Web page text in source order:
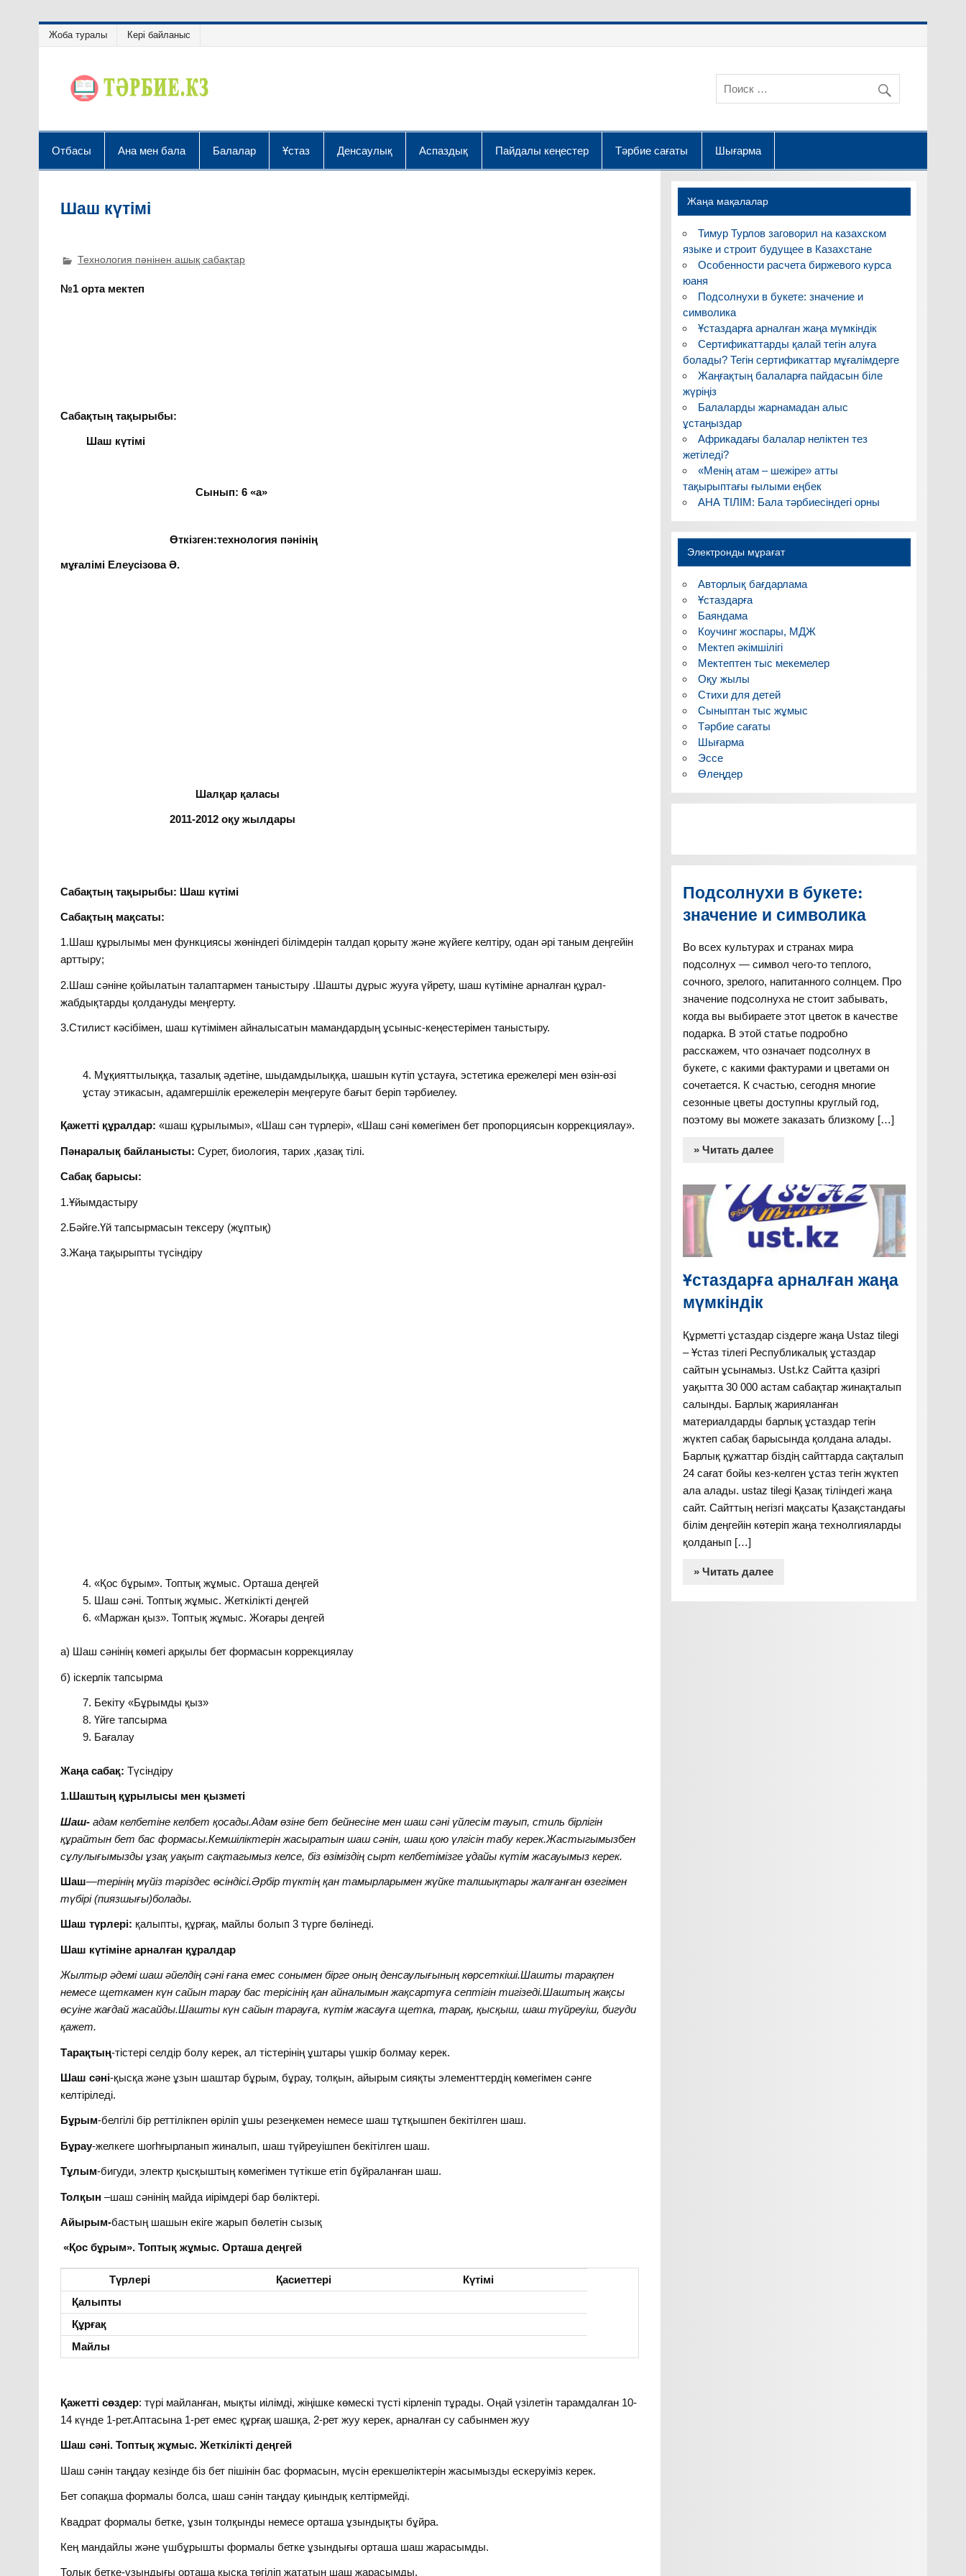
Жоба туралы Кері байланыс
Отбасы Ана мен бала Балалар Ұстаз Денсаулық Аспаздық Пайдалы кеңестер Тәрбие сағаты Шығарма
Шаш күтімі
Технология пәнінен ашық сабақтар
№1 орта мектеп
Сабақтың тақырыбы:
Шаш күтімі
Сынып: 6 «а»
Өткізген:технология пәнінің
мұғалімі Елеусізова Ә.
Шалқар қаласы
2011-2012 оқу жылдары
Сабақтың тақырыбы: Шаш күтімі
Сабақтың мақсаты:
1.Шаш құрылымы мен функциясы жөніндегі білімдерін талдап қорыту және жүйеге келтіру, одан әрі таным деңгейін
арттыру;
2.Шаш сәніне қойылатын талаптармен таныстыру .Шашты дұрыс жууға үйрету, шаш күтіміне арналған құрал-
жабдықтарды қолдануды меңгерту.
3.Стилист кәсібімен, шаш күтімімен айналысатын мамандардың ұсыныс-кеңестерімен таныстыру.
Мұқияттылыққа, тазалық әдетіне, шыдамдылыққа, шашын күтіп ұстауға, эстетика ережелері мен өзін-өзі
ұстау этикасын, адамгершілік ережелерін меңгеруге бағыт беріп тәрбиелеу.
Қажетті құралдар: «шаш құрылымы», «Шаш сән түрлері», «Шаш сәні көмегімен бет пропорциясын коррекциялау».
Пәнаралық байланысты:Сурет, биология, тарих ,қазақ тілі.
Сабақ барысы:
1.Ұйымдастыру
2.Бәйге.Үй тапсырмасын тексеру (жұптық)
3.Жаңа тақырыпты түсіндіру
«Қос бұрым». Топтық жұмыс. Орташа деңгей
Шаш сәні. Топтық жұмыс. Жеткілікті деңгей
«Маржан қыз». Топтық жұмыс. Жоғары деңгей
а) Шаш сәнінің көмегі арқылы бет формасын коррекциялау
б) іскерлік тапсырма
Бекіту «Бұрымды қыз»
Үйге тапсырма
Бағалау
Жаңа сабақ:Түсіндіру
1.Шаштың құрылысы мен қызметі
Шаш-адам келбетіне келбет қосады.Адам өзіне бет бейнесіне мен шаш сәні үйлесім тауып, стиль бірлігін
құрайтын бет бас формасы.Кемшіліктерін жасыратын шаш сәнін, шаш қою үлгісін табу керек.Жастыгымызбен
сұлулығымызды ұзақ уақыт сақтагымыз келсе, біз өзіміздің сырт келбетімізге ұдайы күтім жасауымыз керек.
Шаш—терінің мүйіз тәріздес өсіндісі.Әрбір түктің қан тамырларымен жүйке талшықтары жалғанған өзегімен
түбірі (пиязшығы)болады.
Шаш түрлері: қалыпты, құрғақ, майлы болып 3 түрге бөлінеді.
Шаш күтіміне арналған құралдар
Жылтыр әдемі шаш әйелдің сәні ғана емес сонымен бірге оның денсаулығының көрсеткіші.Шашты тарақпен
немесе щеткамен күн сайын тарау бас терісінің қан айналымын жақсартуға септігін тигізеді.Шаштың жақсы
өсуіне жағдай жасайды.Шашты күн сайын тарауға, күтім жасауға щетка, тарақ, қысқыш, шаш түйреуіш, бигуди
қажет.
Тарақтың-тістері селдір болу керек, ал тістерінің ұштары үшкір болмау керек.
Шаш сәні-қысқа және ұзын шаштар бұрым, бұрау, толқын, айырым сияқты элементтердің көмегімен сәнге
келтіріледі.
Бұрым-белгілі бір реттілікпен өріліп ұшы резеңкемен немесе шаш тұтқышпен бекітілген шаш.
Бұрау-желкеге шогһғырланып жиналып, шаш түйреуішпен бекітілген шаш.
Тұлым-бигуди, электр қысқыштың көмегімен түтікше етіп бұйраланған шаш.
Толқын–шаш сәнінің майда иірімдері бар бөліктері.
Айырым-бастың шашын екіге жарып бөлетін сызық
«Қос бұрым». Топтық жұмыс. Орташа деңгей
Түрлері Қасиеттері
Күтімі
Қалыпты
Құрғақ
Майлы
Қажетті сөздер: түрі майланған, мықты иілімді, жіңішке көмескі түсті кірленіп тұрады. Оңай үзілетін тарамдалған 10-
14 күнде 1-рет.Аптасына 1-рет емес құрғақ шашқа, 2-рет жуу керек, арналған су сабынмен жуу
Шаш сәні. Топтық жұмыс. Жеткілікті деңгей
Шаш сәнін таңдау кезінде біз бет пішінін бас формасын, мүсін ерекшеліктерін жасымызды ескеруіміз керек.
Бет сопақша формалы болса, шаш сәнін таңдау қиындық келтірмейді.
Квадрат формалы бетке, ұзын толқынды немесе орташа ұзындықты бұйра.
Кең мандайлы және үшбұрышты формалы бетке ұзындығы орташа шаш жарасымды.
Толық бетке-ұзындығы орташа қысқа төгіліп жататын шаш жарасымды.
Жаңа мақалалар
Тимур Турлов заговорил на казахском
языке и строит будущее в Казахстане
Особенности расчета биржевого курса
юаня
Подсолнухи в букете: значение и
символика
Ұстаздарға арналған жаңа мүмкіндік
Сертификаттарды қалай тегін алуға
болады? Тегін сертификаттар мұғалімдерге
Жаңғақтың балаларға пайдасын біле
жүріңіз
Балаларды жарнамадан алыс
ұстаңыздар
Африкадағы балалар неліктен тез
жетіледі?
«Менің атам – шежіре» атты
тақырыптағы ғылыми еңбек
АНА ТІЛІМ: Бала тәрбиесіндегі орны
Электронды мұрағат
Авторлық бағдарлама
Ұстаздарға
Баяндама
Коучинг жоспары, МДЖ
Мектеп әкімшілігі
Мектептен тыс мекемелер
Оқу жылы
Стихи для детей
Сыныптан тыс жұмыс
Тәрбие сағаты
Шығарма
Эссе
Өлеңдер
Подсолнухи в букете:
значение и символика
Во всех культурах и странах мира
подсолнух — символ чего-то теплого,
сочного, зрелого, напитанного солнцем. Про
значение подсолнуха не стоит забывать,
когда вы выбираете этот цветок в качестве
подарка. В этой статье подробно
расскажем, что означает подсолнух в
букете, с какими фактурами и цветами он
сочетается. К счастью, сегодня многие
сезонные цветы доступны круглый год,
поэтому вы можете заказать близкому […]
» Читать далее
Ұстаздарға арналған жаңа
мүмкіндік
Құрметті ұстаздар сіздерге жаңа Ustaz tilegi
– Ұстаз тілегі Республикалық ұстаздар
сайтын ұсынамыз. Ust.kz Сайтта қазіргі
уақытта 30 000 астам сабақтар жинақталып
салынды. Барлық жарияланған
материалдарды барлық ұстаздар тегін
жүктеп сабақ барысында қолдана алады.
Барлық құжаттар біздің сайттарда сақталып
24 сағат бойы кез-келген ұстаз тегін жүктеп
ала алады. ustaz tilegi Қазақ тіліндегі жаңа
сайт. Сайттың негізгі мақсаты Қазақстандағы
білім деңгейін көтеріп жаңа технолгияларды
қолданып […]
» Читать далее